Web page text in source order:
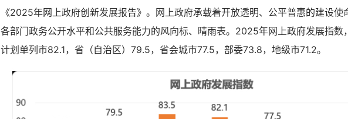
《2025年网上政府创新发展报告》。网上政府承载着开放透明、公平普惠的建设使
各部门政务公开水平和公共服务能力的风向标、晴雨表。2025年网上政府发展指数
计划单列市82.1，省（自治区）79.5，省会城市77.5，部委73.8，地级市71.2。